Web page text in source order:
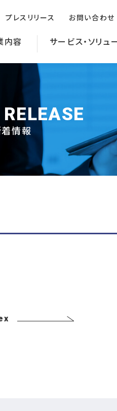
プレスリリース お問い合わせ
内容 サービス・ソリュ
情報